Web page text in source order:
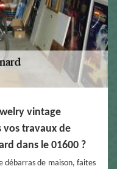
vintage
vos travaux de
dans le 01600 ?
débarras de maison, faites